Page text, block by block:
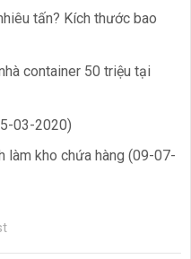
tấn? Kích thước bao
container 50 triệu tại
03-2020)
làm kho chứa hàng (09-07-